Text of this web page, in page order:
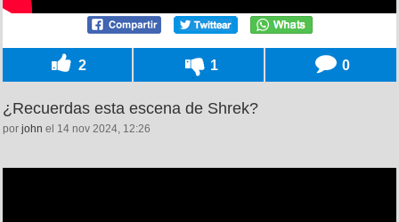
2 1 0
¿Recuerdas esta escena de Shrek?
por john el 14 nov 2024, 12:26